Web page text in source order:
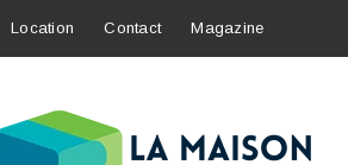
Location Contact Magazine